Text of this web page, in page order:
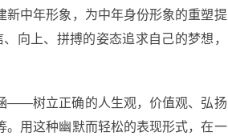
新中年形象，为中年身份形象的重塑提
向上、拼搏的姿态追求自己的梦想，
——树立正确的人生观，价值观、弘扬
用这种幽默而轻松的表现形式，在一